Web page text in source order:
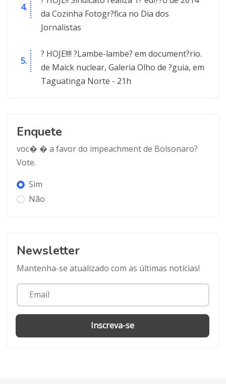
da Cozinha Fotogr?fica no Dia dos
Jornalistas
? HOJE!!!! ?Lambe-lambe? em document?rio.
de Maick nuclear, Galeria Olho de ?guia, em
Taguatinga Norte - 21h
Enquete
voc� � a favor do impeachment de Bolsonaro?
Vote.
Sim
Não
Newsletter
Mantenha-se atualizado com as últimas notícias!
Inscreva-se